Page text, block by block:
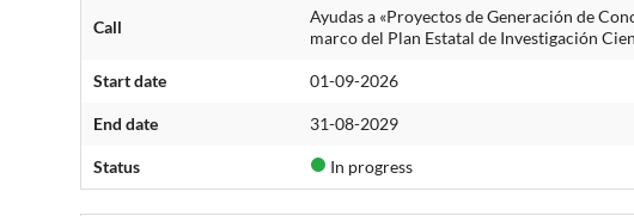
Call
Ayudas a «Proyectos de Generación de
marco del Plan Estatal de Investigación
Start date 01-09-2026
End date 31-08-2029
Status In progress